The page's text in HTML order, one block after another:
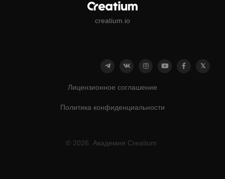
creatium.io
Лицензионное соглашение
Политика конфиденциальности
© 2026 Академия Creatium